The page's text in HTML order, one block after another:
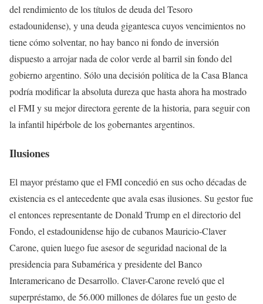
del rendimiento de los títulos de deuda del Tesoro
estadounidense), y una deuda gigantesca cuyos vencimientos no
tiene cómo solventar, no hay banco ni fondo de inversión
dispuesto a arrojar nada de color verde al barril sin fondo del
gobierno argentino. Sólo una decisión política de la Casa Blanca
podría modificar la absoluta dureza que hasta ahora ha mostrado
el FMI y su mejor directora gerente de la historia, para seguir con
la infantil hipérbole de los gobernantes argentinos.
Ilusiones
El mayor préstamo que el FMI concedió en sus ocho décadas de
existencia es el antecedente que avala esas ilusiones. Su gestor fue
el entonces representante de Donald Trump en el directorio del
Fondo, el estadounidense hijo de cubanos Mauricio-Claver
Carone, quien luego fue asesor de seguridad nacional de la
presidencia para Subamérica y presidente del Banco
Interamericano de Desarrollo. Claver-Carone reveló que el
superpréstamo, de 56.000 millones de dólares fue un gesto de